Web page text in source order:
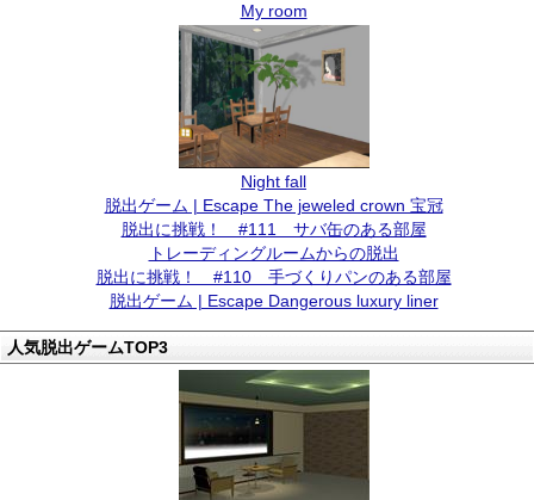
My room
Night fall
脱出ゲーム | Escape The jeweled crown 宝冠
脱出に挑戦！ #111 サバ缶のある部屋
トレーディングルームからの脱出
脱出に挑戦！ #110 手づくりパンのある部屋
脱出ゲーム | Escape Dangerous luxury liner
人気脱出ゲームTOP3